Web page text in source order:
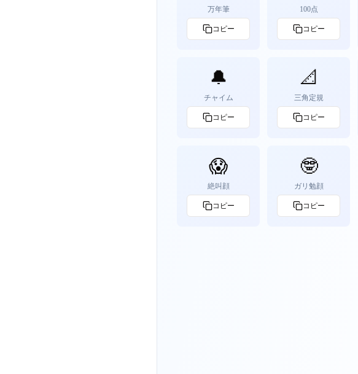
万年筆
コピー
100点
コピー
🔔
チャイム
コピー
📐
三角定規
コピー
😱
絶叫顔
コピー
🤓
ガリ勉顔
コピー